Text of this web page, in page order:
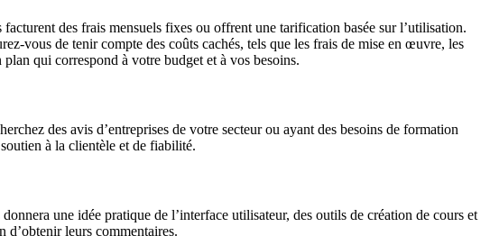
des frais mensuels fixes ou offrent une tarification basée sur l’utilisation.
vous de tenir compte des coûts cachés, tels que les frais de mise en œuvre, les
qui correspond à votre budget et à vos besoins.
des avis d’entreprises de votre secteur ou ayant des besoins de formation
à la clientèle et de fiabilité.
une idée pratique de l’interface utilisateur, des outils de création de cours et
d’obtenir leurs commentaires.